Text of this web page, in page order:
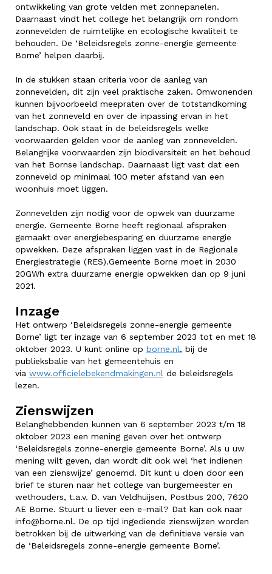
ontwikkeling van grote velden met zonnepanelen.
Daarnaast vindt het college het belangrijk om rondom
zonnevelden de ruimtelijke en ecologische kwaliteit te
behouden. De ‘Beleidsregels zonne-energie gemeente
Borne’ helpen daarbij.
In de stukken staan criteria voor de aanleg van
zonnevelden, dit zijn veel praktische zaken. Omwonenden
kunnen bijvoorbeeld meepraten over de totstandkoming
van het zonneveld en over de inpassing ervan in het
landschap. Ook staat in de beleidsregels welke
voorwaarden gelden voor de aanleg van zonnevelden.
Belangrijke voorwaarden zijn biodiversiteit en het behoud
van het Bornse landschap. Daarnaast ligt vast dat een
zonneveld op minimaal 100 meter afstand van een
woonhuis moet liggen.
Zonnevelden zijn nodig voor de opwek van duurzame
energie. Gemeente Borne heeft regionaal afspraken
gemaakt over energiebesparing en duurzame energie
opwekken. Deze afspraken liggen vast in de Regionale
Energiestrategie (RES).Gemeente Borne moet in 2030
20GWh extra duurzame energie opwekken dan op 9 juni
2021.
Inzage
Het ontwerp ‘Beleidsregels zonne-energie gemeente
Borne’ ligt ter inzage van 6 september 2023 tot en met 18
oktober 2023. U kunt online op borne.nl, bij de
publieksbalie van het gemeentehuis en
via www.officielebekendmakingen.nl de beleidsregels
lezen.
Zienswijzen
Belanghebbenden kunnen van 6 september 2023 t/m 18
oktober 2023 een mening geven over het ontwerp
‘Beleidsregels zonne-energie gemeente Borne’. Als u uw
mening wilt geven, dan wordt dit ook wel ‘het indienen
van een zienswijze’ genoemd. Dit kunt u doen door een
brief te sturen naar het college van burgemeester en
wethouders, t.a.v. D. van Veldhuijsen, Postbus 200, 7620
AE Borne. Stuurt u liever een e-mail? Dat kan ook naar
info@borne.nl. De op tijd ingediende zienswijzen worden
betrokken bij de uitwerking van de definitieve versie van
de ‘Beleidsregels zonne-energie gemeente Borne’.